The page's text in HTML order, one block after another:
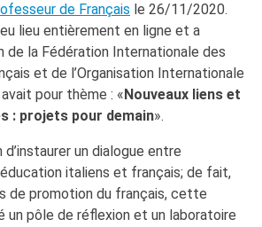
de Français le 26/11/2020.
lieu entièrement en ligne et a
de la Fédération Internationale des
et de l’Organisation Internationale
pour thème : « Nouveaux liens et
: projets pour demain».
d’instaurer un dialogue entre
italiens et français; de fait,
de promotion du français, cette
un pôle de réflexion et un laboratoire